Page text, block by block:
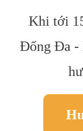
Khi tới
Đống Đa -